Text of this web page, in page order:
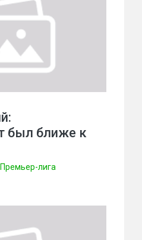
был ближе к
Премьер-лига